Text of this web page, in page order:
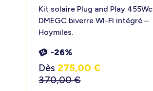
Kit solaire Plug and Play 455Wc
DMEGC biverre WI-FI intégré –
Hoymiles.
-26%
Dès 275,00€
370,00€